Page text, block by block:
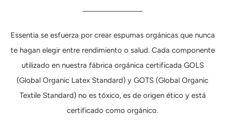
Essentia se esfuerza por crear espumas orgánicas que nunca
te hagan elegir entre rendimiento o salud. Cada componente
utilizado en nuestra fábrica orgánica certificada GOLS
(Global Organic Latex Standard) y GOTS (Global Organic
Textile Standard) no es tóxico, es de origen ético y está
certificado como orgánico.